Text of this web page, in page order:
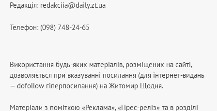
Редакція: redakciia@daily.zt.ua
Телефон: (098) 748-24-65
Використання будь-яких матеріалів, розміщених на сайті,
дозволяється при вказуванні посилання (для інтернет-видань
— dofollow гіперпосилання) на Житомир Щодня.
Матеріали з поміткою «Реклама», «Прес-реліз» та в розділі